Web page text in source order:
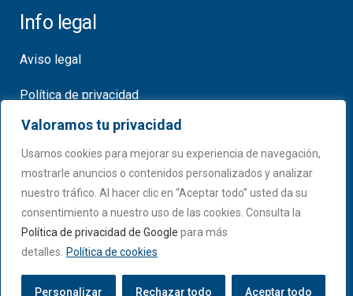
Valoramos tu privacidad
Usamos cookies para mejorar su experiencia de navegación,
mostrarle anuncios o contenidos personalizados y analizar
nuestro tráfico. Al hacer clic en “Aceptar todo” usted da su
consentimiento a nuestro uso de las cookies. Consulta la
Política de privacidad de Google para más
detalles.
Política de cookies
Personalizar Rechazar todo Aceptar todo
Info legal
Aviso legal
Política de privacidad
Política de cookies
Certificados